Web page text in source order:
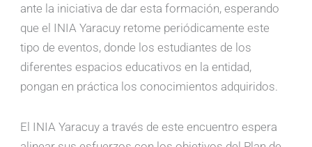
ante la iniciativa de dar esta formación, esperando
que el INIA Yaracuy retome periódicamente este
tipo de eventos, donde los estudiantes de los
diferentes espacios educativos en la entidad,
pongan en práctica los conocimientos adquiridos.
El INIA Yaracuy a través de este encuentro espera